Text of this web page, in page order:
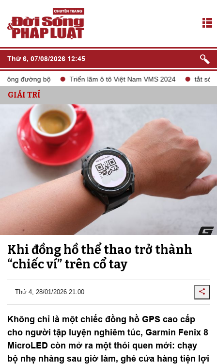
Thứ 6, 07/08/2026 12:45
Triển lãm ô tô Việt Nam VMS 2024 tắt sóng 2G
GIẢI TRÍ
Khi đồng hồ thể thao trở thành
“chiếc ví” trên cổ tay
Thứ 4, 28/01/2026 21:00
Không chỉ là một chiếc đồng hồ GPS cao cấp
cho người tập luyện nghiêm túc, Garmin Fenix 8
MicroLED còn mở ra một thói quen mới: chạy
bộ nhẹ nhàng sau giờ làm, ghé cửa hàng tiện lợi